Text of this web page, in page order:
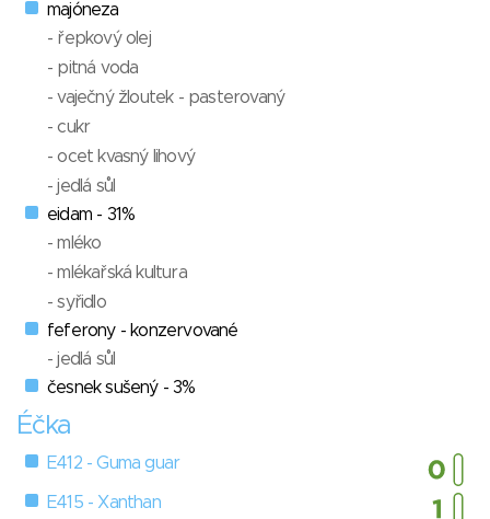
majóneza
- řepkový olej
- pitná voda
- vaječný žloutek - pasterovaný
- cukr
- ocet kvasný lihový
- jedlá sůl
eidam - 31%
- mléko
- mlékařská kultura
- syřidlo
feferony - konzervované
- jedlá sůl
česnek sušený - 3%
Éčka
E412 - Guma guar
E415 - Xanthan